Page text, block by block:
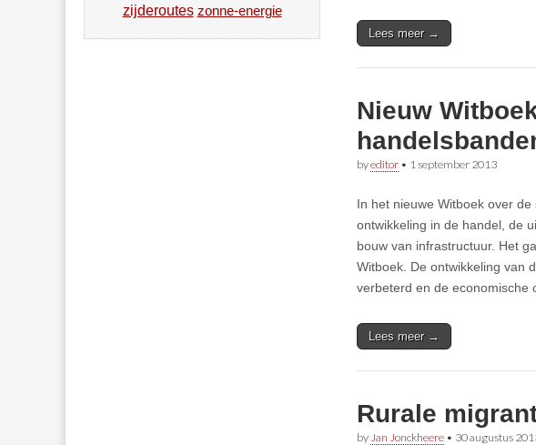
Lees meer →
Nieuw
byeditor • 1 september 2013
In het nieuwe Witboek over
ontwikkeling in de handel, de
bouw van infrastructuur. Het
Witboek. De ontwikkeling van
verbeterd en de economische
Lees meer →
Rurale
by Jan Jonckheere • 30 augustus
zijderoutes zonne-energie